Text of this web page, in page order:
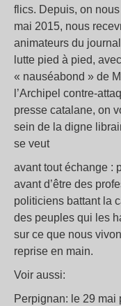
flics. Depuis, on
mai 2015, nous
animateurs du
lutte pied à pied,
« nauséabond » de
l’Archipel contre-
presse catalane, on
sein de la digne
se veut
avant tout échange :
avant d’être des
politiciens battant la
des peuples qui les
sur ce que nous
reprise en main.
Voir aussi:
Perpignan: le 29 mai